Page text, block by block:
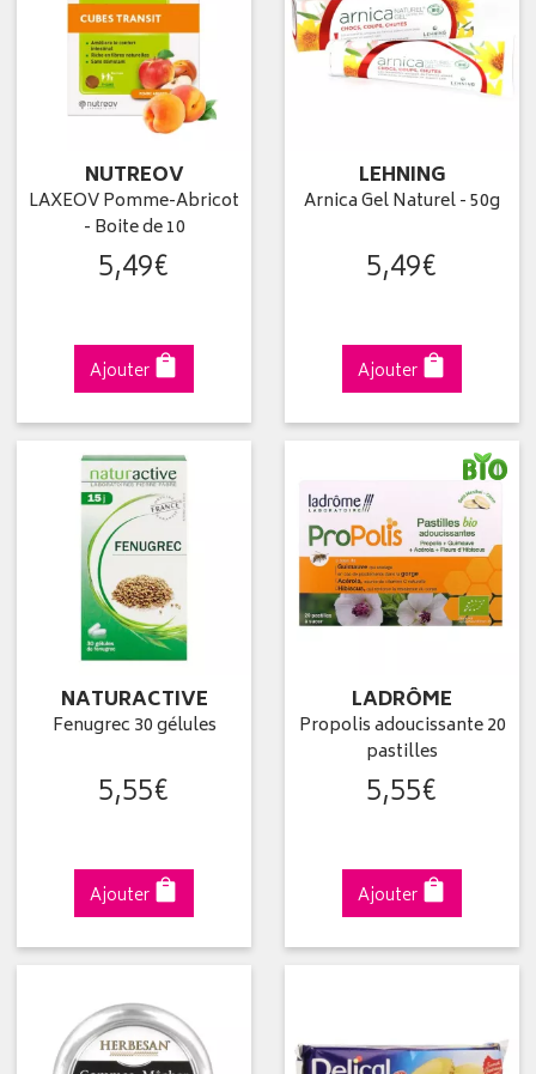
NUTREOV
LAXEOV Pomme-Abricot
- Boite de 10
5,49€
Ajouter
LEHNING
Arnica Gel Naturel - 50g
5,49€
Ajouter
NATURACTIVE
Fenugrec 30 gélules
5,55€
Ajouter
LADRÔME
Propolis adoucissante 20
pastilles
5,55€
Ajouter